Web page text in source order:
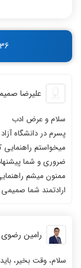
36 نظر در این صفحه ثبت شده است
علیرضا
سلام و عرض ادب
پسرم در دانشگاه
میخواستم
ضروری و شما
ممنون میشم
ارادتمند شما صمیمی
رامین رضوی
سلام، وقت بخیر،